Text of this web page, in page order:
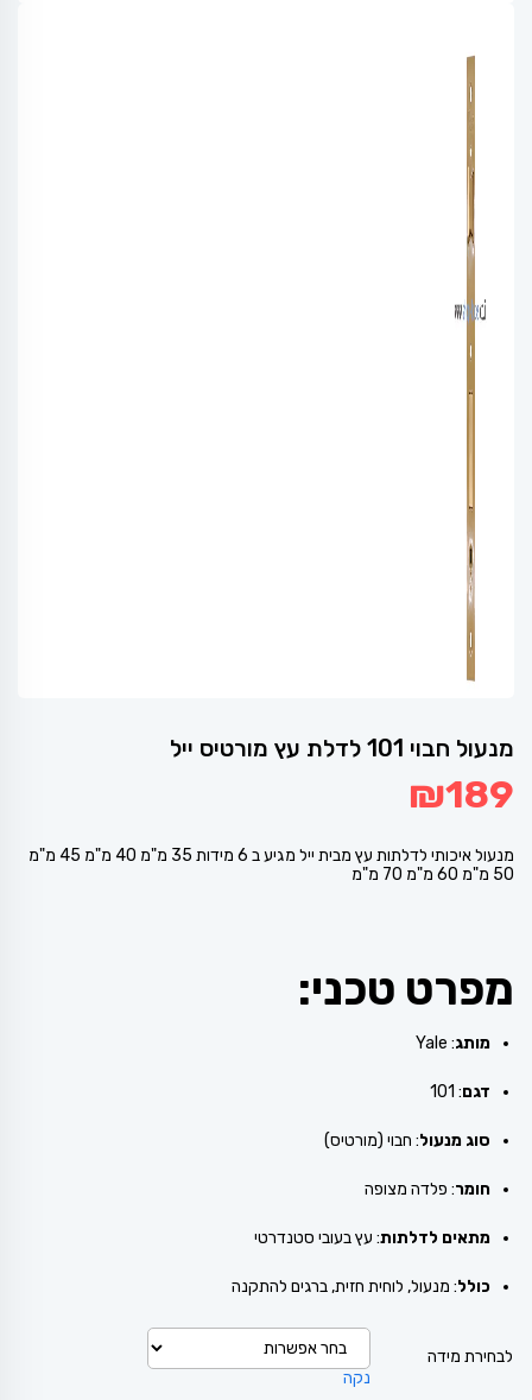
מנעול חבוי 101 לדלת עץ מורטיס ייל
₪189
מנעול איכותי לדלתות עץ מבית ייל מגיע ב 6 מידות 35 מ"מ 40 מ"מ 45 מ"מ
50 מ"מ 60 מ"מ 70 מ"מ
מפרט טכני:
מותג: Yale
דגם: 101
סוג מנעול: חבוי (מורטיס)
חומר: פלדה מצופה
מתאים לדלתות: עץ בעובי סטנדרטי
כולל: מנעול, לוחית חזית, ברגים להתקנה
לבחירת מידה
נקה